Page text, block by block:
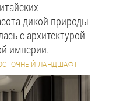
дикой природы
с архитектурой
империи.
ЛАНДШАФТ